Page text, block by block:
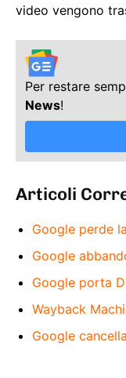
video vengono
Per restare
News!
Articoli
Google perde
Google
Google porta
Wayback
Google